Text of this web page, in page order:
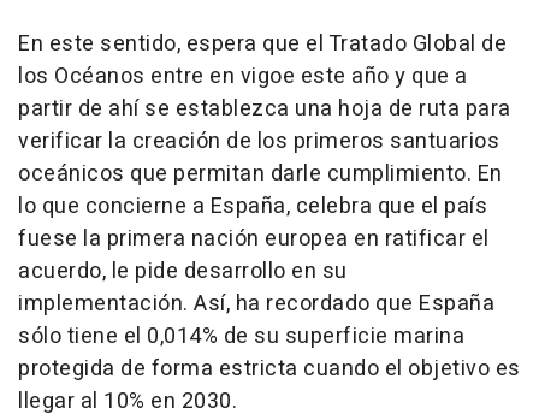
En este sentido, espera que el Tratado Global de
los Océanos entre en vigoe este año y que a
partir de ahí se establezca una hoja de ruta para
verificar la creación de los primeros santuarios
oceánicos que permitan darle cumplimiento. En
lo que concierne a España, celebra que el país
fuese la primera nación europea en ratificar el
acuerdo, le pide desarrollo en su
implementación. Así, ha recordado que España
sólo tiene el 0,014% de su superficie marina
protegida de forma estricta cuando el objetivo es
llegar al 10% en 2030.